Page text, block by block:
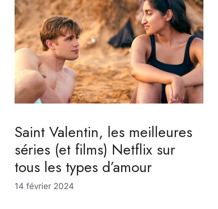
Saint Valentin, les meilleures
séries (et films) Netflix sur
tous les types d’amour
14 février 2024